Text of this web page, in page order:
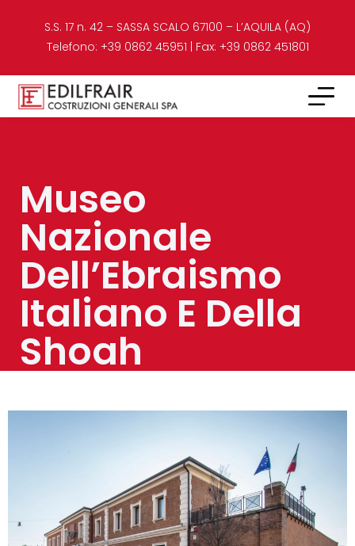
S.S. 17 n. 42 – SASSA SCALO 67100 – L’AQUILA (AQ)​
Telefono: +39 0862 45951 | Fax: +39 0862 451801
Museo
Nazionale
Dell’Ebraismo
Italiano E Della
Shoah